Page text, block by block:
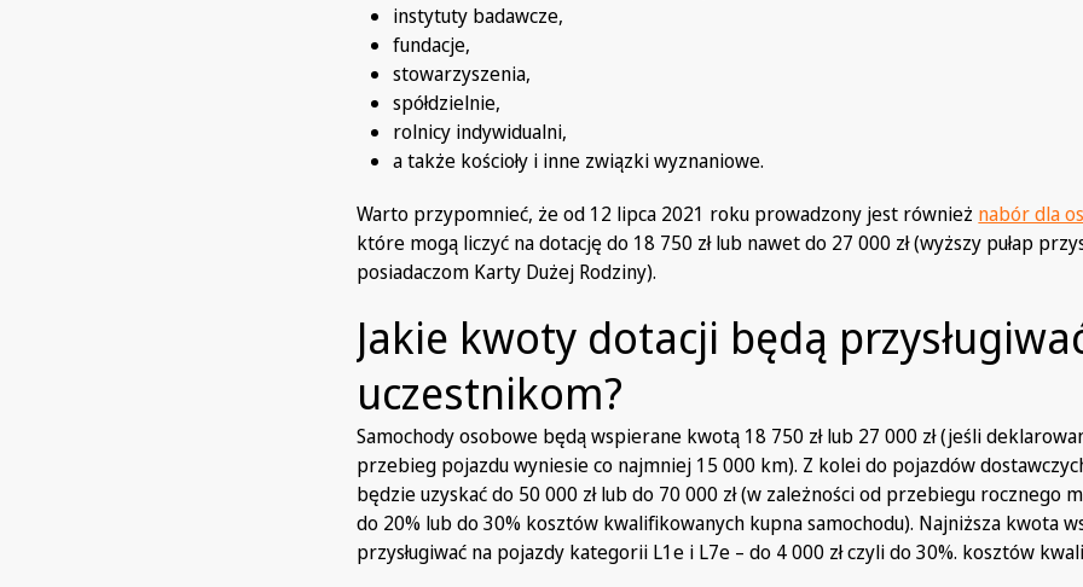
instytuty badawcze,
fundacje,
stowarzyszenia,
spółdzielnie,
rolnicy indywidualni,
a także kościoły i inne związki wyznaniowe.
Warto przypomnieć, że od 12 lipca 2021 roku prowadzony jest również nabór dla
które mogą liczyć na dotację do 18 750 zł lub nawet do 27 000 zł (wyższy pułap
posiadaczom Karty Dużej Rodziny).
Jakie kwoty dotacji będą
uczestnikom?
Samochody osobowe będą wspierane kwotą 18 750 zł lub 27 000 zł (jeśli
przebieg pojazdu wyniesie co najmniej 15 000 km). Z kolei do pojazdów
będzie uzyskać do 50 000 zł lub do 70 000 zł (w zależności od przebiegu rocznego
do 20% lub do 30% kosztów kwalifikowanych kupna samochodu). Najniższa kwota
przysługiwać na pojazdy kategorii L1e i L7e – do 4 000 zł czyli do 30%. kosztów